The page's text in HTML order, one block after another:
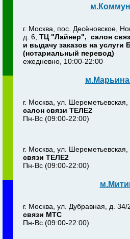
г. Москва, пос. Десёновское,
д. 6, ТЦ "Лайнер", салон
и выдачу заказов на
(нотариальный перевод)
ежедневно, 10:00-22:00
г. Москва, ул. Шереметьевская,
салон связи ТЕЛЕ2
Пн-Вс (09:00-22:00)
г. Москва, ул. Шереметьевская,
связи ТЕЛЕ2
Пн-Вс (09:00-22:00)
г. Москва, ул. Дубравная, д. 34/
связи МТС
Пн-Вс (09:00-22:00)